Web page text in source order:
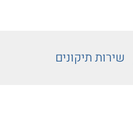
שירות תיקונים